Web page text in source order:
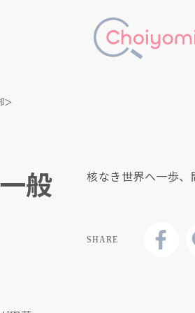
＞
般 核なき世界へ一歩
SHARE